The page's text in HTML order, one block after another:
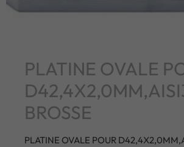
PLATINE OVALE
BROSSE
PLATINE OVALE POUR